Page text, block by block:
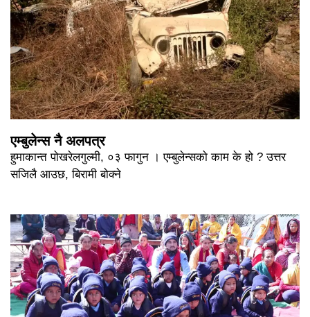
एम्बुलेन्स नै अलपत्र
हुमाकान्त पोखरेलगुल्मी, ०३ फागुन । एम्बुलेन्सको काम के हो ? उत्तर
सजिलै आउछ, बिरामी बोक्ने